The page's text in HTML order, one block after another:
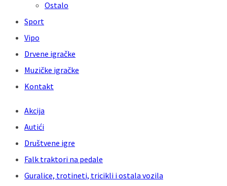
Ostalo
Sport
Vipo
Drvene igračke
Muzičke igračke
Kontakt
Akcija
Autići
Društvene igre
Falk traktori na pedale
Guralice, trotineti, tricikli i ostala vozila